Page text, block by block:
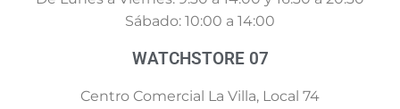
Sábado: 10:00 a 14:00
WATCHSTORE 07
Centro Comercial La Villa, Local 74